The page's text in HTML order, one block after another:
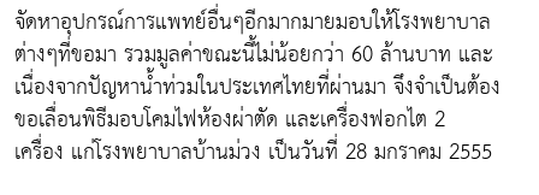
จัดหาอุปกรณ์การแพทย์อื่นๆอีกมากมายมอบให้โรงพยาบาล
ต่างๆที่ขอมา รวมมูลค่าขณะนี้ไม่น้อยกว่า 60 ล้านบาท และ
เนื่องจากปัญหาน้ำท่วมในประเทศไทยที่ผ่านมา จึงจำเป็นต้อง
ขอเลื่อนพิธีมอบโคมไฟห้องผ่าตัด และเครื่องฟอกไต 2
เครื่อง แก่โรงพยาบาลบ้านม่วง เป็นวันที่ 28 มกราคม 2555